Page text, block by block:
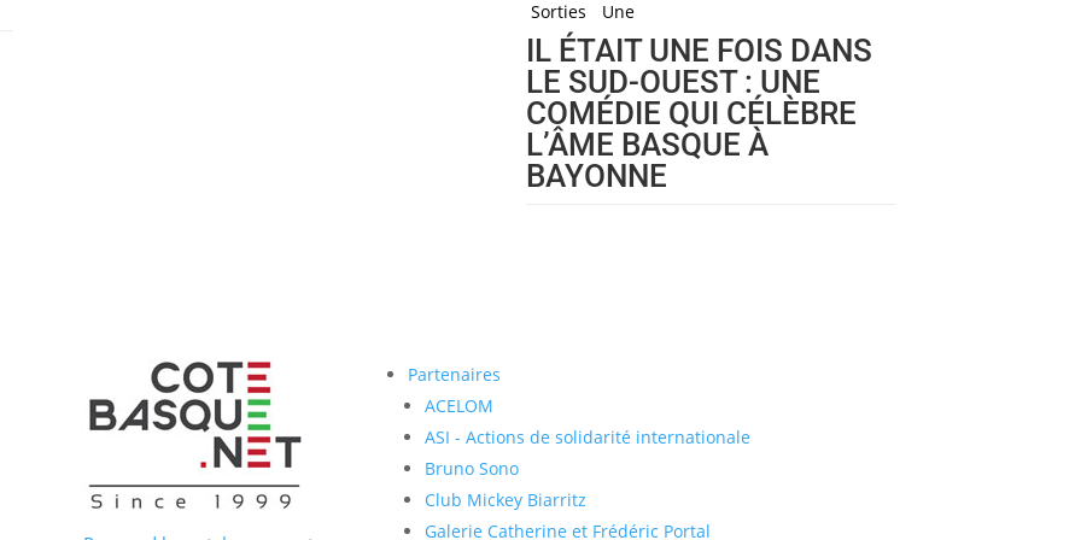
Sorties Une
IL ÉTAIT UNE FOIS DANS
LE SUD-OUEST : UNE
COMÉDIE QUI CÉLÈBRE
L’ÂME BASQUE À
BAYONNE
Partenaires
ACELOM
ASI - Actions de solidarité internationale
Bruno Sono
Club Mickey Biarritz
Galerie Catherine et Frédéric Portal